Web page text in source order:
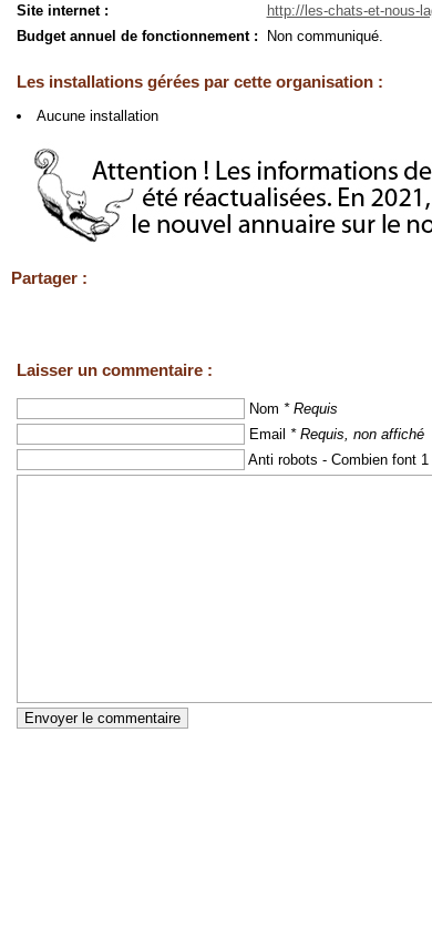
Site internet :
http://les-chats-et-nous-
Budget annuel de fonctionnement :
Non communiqué.
Les installations gérées par cette organisation :
Aucune installation
Partager :
Laisser un commentaire :
Nom * Requis
Email * Requis, non affiché
Anti robots - Combien font 1